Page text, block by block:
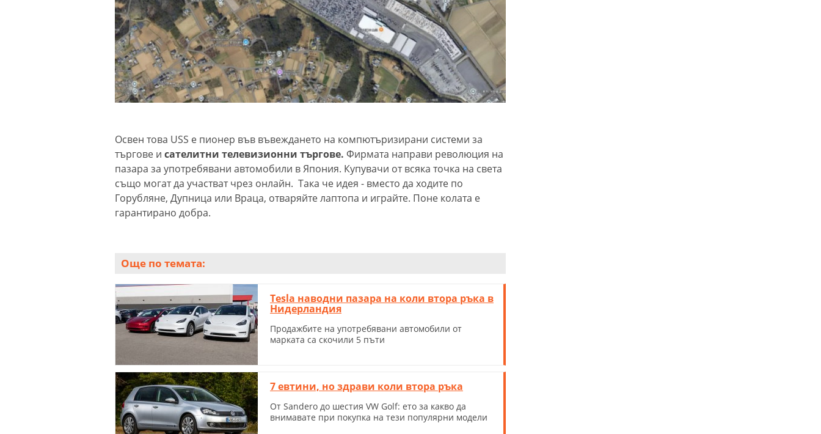
Освен това USS е пионер във въвеждането на компютъризирани системи за
търгове и сателитни телевизионни търгове. Фирмата направи революция на
пазара за употребявани автомобили в Япония. Купувачи от всяка точка на света
също могат да участват чрез онлайн. Така че идея - вместо да ходите по
Горубляне, Дупница или Враца, отваряйте лаптопа и играйте. Поне колата е
гарантирано добра.
Още по темата:
Tesla наводни пазара на коли втора ръка в
Нидерландия
Продажбите на употребявани автомобили от
марката са скочили 5 пъти
7 евтини, но здрави коли втора ръка
От Sandero до шестия VW Golf: eто за какво да
внимавате при покупка на тези популярни модели